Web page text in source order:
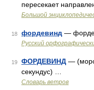
пересекает
Большой
18 фордевинд —
Русский
19 ФОРДЕВИНД —
секундус) …
Словарь ветров